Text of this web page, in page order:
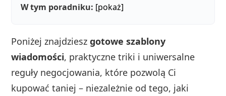
W tym poradniku: [pokaż]
Poniżej znajdzieszgotowe szablony
wiadomości, praktyczne triki i uniwersalne
reguły negocjowania, które pozwolą Ci
kupować taniej – niezależnie od tego, jaki